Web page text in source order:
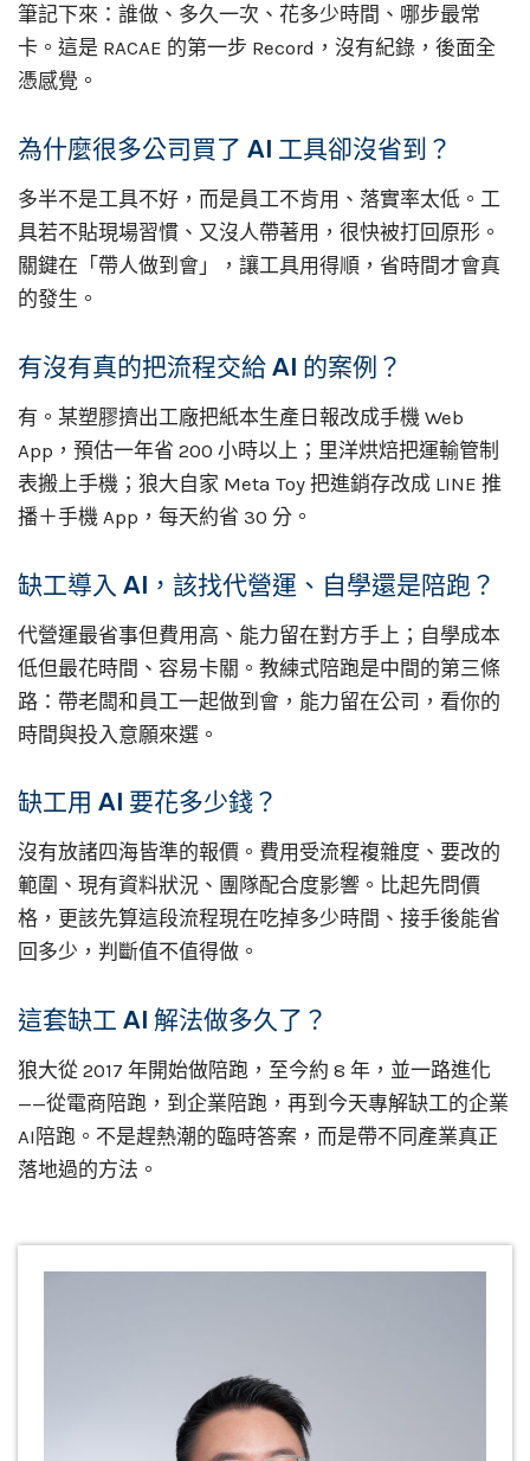
筆記下來：誰做、多久一次、花多少時間、哪步最常
卡。這是 RACAE 的第一步 Record，沒有紀錄，後面全
憑感覺。
為什麼很多公司買了 AI 工具卻沒省到？
多半不是工具不好，而是員工不肯用、落實率太低。工
具若不貼現場習慣、又沒人帶著用，很快被打回原形。
關鍵在「帶人做到會」，讓工具用得順，省時間才會真
的發生。
有沒有真的把流程交給 AI 的案例？
有。某塑膠擠出工廠把紙本生產日報改成手機 Web
App，預估一年省 200 小時以上；里洋烘焙把運輸管制
表搬上手機；狼大自家 Meta Toy 把進銷存改成 LINE 推
播＋手機 App，每天約省 30 分。
缺工導入 AI，該找代營運、自學還是陪跑？
代營運最省事但費用高、能力留在對方手上；自學成本
低但最花時間、容易卡關。教練式陪跑是中間的第三條
路：帶老闆和員工一起做到會，能力留在公司，看你的
時間與投入意願來選。
缺工用 AI 要花多少錢？
沒有放諸四海皆準的報價。費用受流程複雜度、要改的
範圍、現有資料狀況、團隊配合度影響。比起先問價
格，更該先算這段流程現在吃掉多少時間、接手後能省
回多少，判斷值不值得做。
這套缺工 AI 解法做多久了？
狼大從 2017 年開始做陪跑，至今約 8 年，並一路進化
——從電商陪跑，到企業陪跑，再到今天專解缺工的企業
AI陪跑。不是趕熱潮的臨時答案，而是帶不同產業真正
落地過的方法。